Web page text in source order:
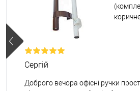
Сергій
Доброго вечора офісні ручки